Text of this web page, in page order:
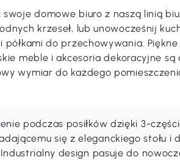
swoje domowe biuro z naszą linią
krzeseł, lub unowocześnij
półkami do przechowywania. Piękne
meble i akcesoria dekoracyjne są
wymiar do każdego
podczas posiłków dzięki 3-
się z eleganckiego stołu i
design pasuje do